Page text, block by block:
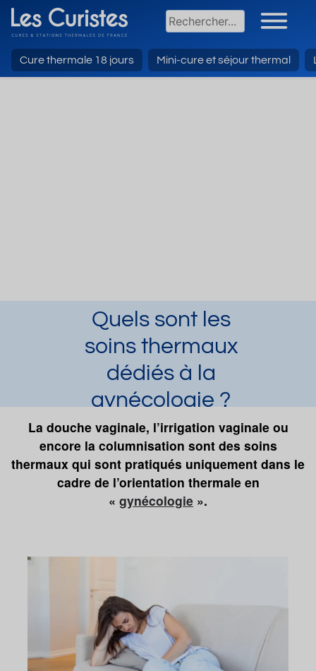
Cure thermale 18 jours Mini-cure et séjour thermal
Quels sont les
soins thermaux
dédiés à la
gynécologie ?
Article publié parLaura Dupuyle 26/03/2020
et mis à jour le 18/10/2022
Challes-les-Eaux
La Léchère
Luz-Saint-Sauveur
Salies-du-Salat
Ussat-les-Bains
Salies-de-Béarn
Evaux-les-Bains
Bourbon l`Archambault
La douche vaginale, l’irrigation vaginale ou
encore la columnisation sont des soins
thermaux qui sont pratiqués uniquement dans le
cadre de l’orientation thermale en
« gynécologie ».